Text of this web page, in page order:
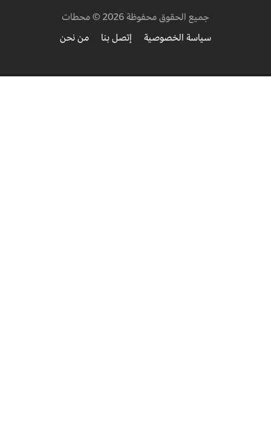
جميع الحقوق محفوظة 2026 © محطات
سياسة الخصوصية
إتصل بنا من نحن